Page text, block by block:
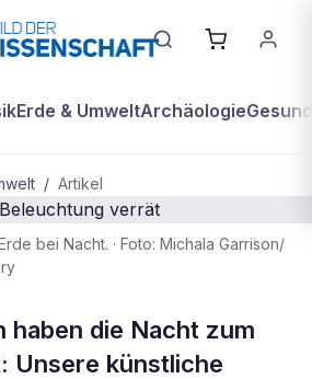
Erde & UmweltArchäologie
/ Artikel
bei Nacht. · Foto: Michala Garrison/
haben die Nacht zum
Unsere künstliche